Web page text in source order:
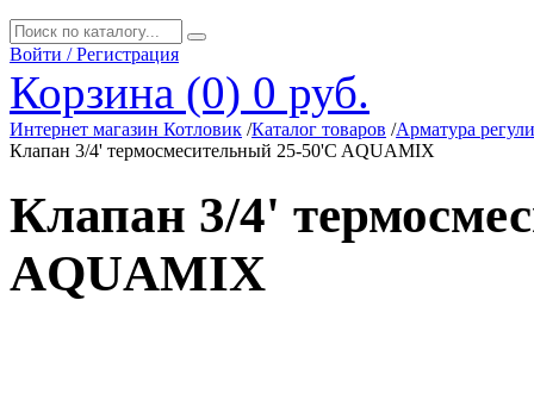
Войти / Регистрация
Корзина (0) 0 руб.
Интернет магазин Котловик /Каталог товаров /Арматура
Клапан 3/4' термосмесительный 25-50'C AQUAMIX
Клапан 3/4'
AQUAMIX